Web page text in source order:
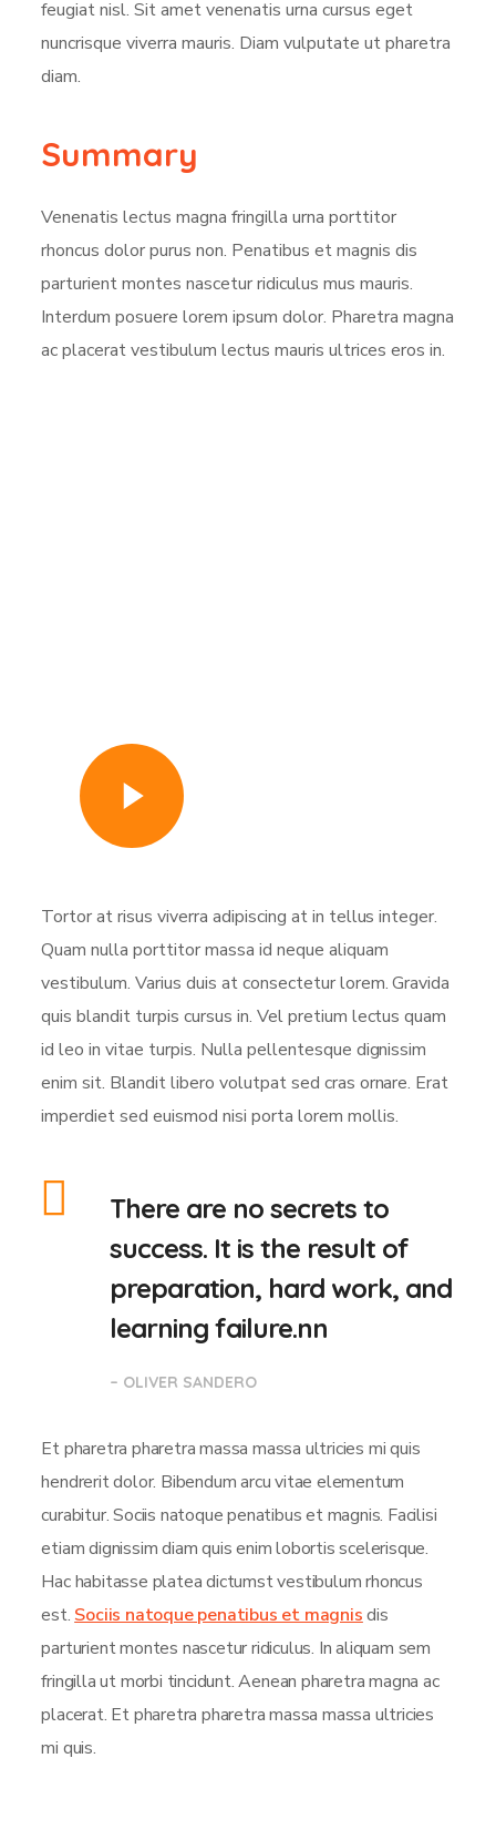
feugiat nisl. Sit amet venenatis urna cursus eget
nuncrisque viverra mauris. Diam vulputate ut pharetra
diam.
Summary
Venenatis lectus magna fringilla urna porttitor
rhoncus dolor purus non. Penatibus et magnis dis
parturient montes nascetur ridiculus mus mauris.
Interdum posuere lorem ipsum dolor. Pharetra magna
ac placerat vestibulum lectus mauris ultrices eros in.
Tortor at risus viverra adipiscing at in tellus integer.
Quam nulla porttitor massa id neque aliquam
vestibulum. Varius duis at consectetur lorem. Gravida
quis blandit turpis cursus in. Vel pretium lectus quam
id leo in vitae turpis. Nulla pellentesque dignissim
enim sit. Blandit libero volutpat sed cras ornare. Erat
imperdiet sed euismod nisi porta lorem mollis.
There are no secrets to
success. It is the result of
preparation, hard work, and
learning failure.nn
– OLIVER SANDERO
Et pharetra pharetra massa massa ultricies mi quis
hendrerit dolor. Bibendum arcu vitae elementum
curabitur. Sociis natoque penatibus et magnis. Facilisi
etiam dignissim diam quis enim lobortis scelerisque.
Hac habitasse platea dictumst vestibulum rhoncus
est. Sociis natoque penatibus et magnisdis
parturient montes nascetur ridiculus. In aliquam sem
fringilla ut morbi tincidunt. Aenean pharetra magna ac
placerat. Et pharetra pharetra massa massa ultricies
mi quis.